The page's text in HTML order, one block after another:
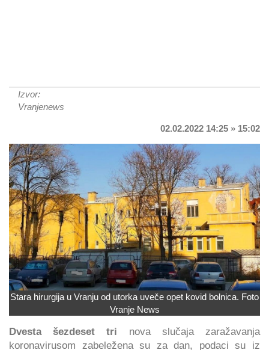
Izvor:
Vranjenews
02.02.2022 14:25 » 15:02
Stara hirurgija u Vranju od utorka uveče opet kovid bolnica. Foto
Vranje News
Dvesta šezdeset tri nova slučaja zaražavanja
koronavirusom zabeležena su za dan, podaci su iz